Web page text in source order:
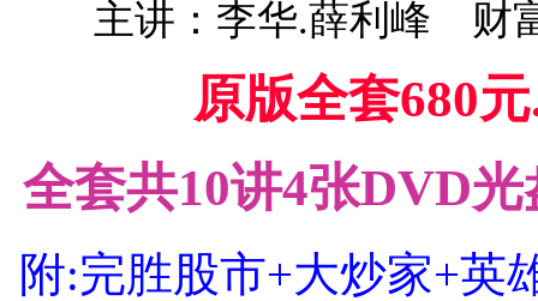
主讲：李华.薛利峰 财
原版全套680
全套共10讲4张DVD
附:完胜股市+大炒家+英